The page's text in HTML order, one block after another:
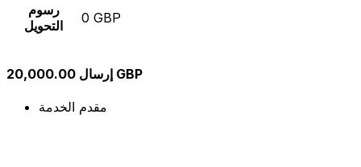
رسوم
التحويل
0 GBP
إرسال 20,000.00 GBP
مقدم الخدمة